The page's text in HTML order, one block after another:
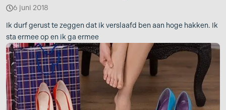
6 juni 2018
Ik durf gerust te zeggen dat ik verslaafd ben aan hoge hakken. Ik
sta ermee op en ik ga ermee